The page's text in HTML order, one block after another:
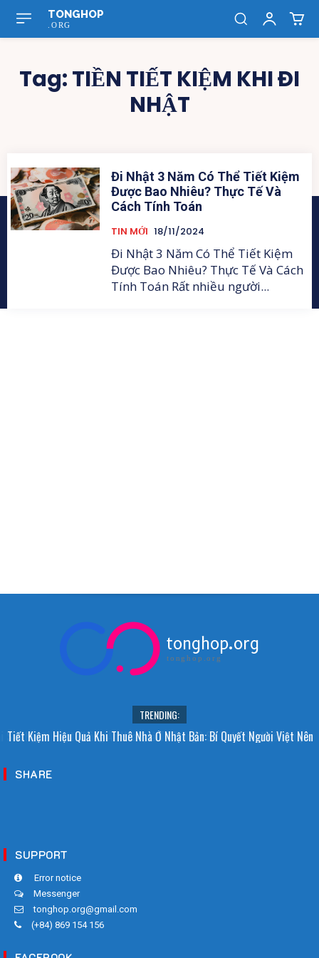
TONGHOP
.ORG
Tag:TIỀN TIẾT KIỆM KHI ĐI
NHẬT
Đi Nhật 3 Năm Có Thể Tiết Kiệm
Được Bao Nhiêu? Thực Tế Và
Cách Tính Toán
TIN MỚI 18/11/2024
Đi Nhật 3 Năm Có Thể Tiết Kiệm
Được Bao Nhiêu? Thực Tế Và Cách
Tính Toán Rất nhiều người...
tonghop.org
tonghop.org
TRENDING:
Sao Người Nhật Không Ăn Hoa Quả Tự Trồng? Sự Thật Bất Ngờ Đằng
Tiết Kiệm Hiệu Quả Khi Thuê Nhà Ở Nhật Bản: Bí Quyết Người Việt Nên
SHARE
SUPPORT
Error notice
Messenger
tonghop.org@gmail.com
(+84) 869 154 156